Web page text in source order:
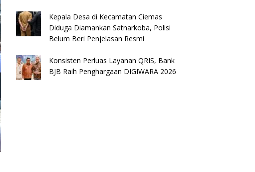
Kepala Desa di Kecamatan Ciemas
Diduga Diamankan Satnarkoba, Polisi
Belum Beri Penjelasan Resmi
Konsisten Perluas Layanan QRIS, Bank
BJB Raih Penghargaan DIGIWARA 2026